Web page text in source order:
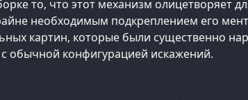
то, что этот механизм олицетворяет
необходимым подкреплением его
картин, которые были существенно
обычной конфигурацией искажений.